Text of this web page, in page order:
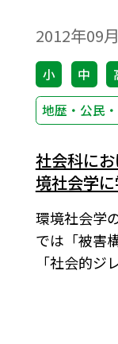
2012年09
小 中
地歴・公民
社会科に
境社会学
環境社会学
では「被害
「社会的ジ
るにあた